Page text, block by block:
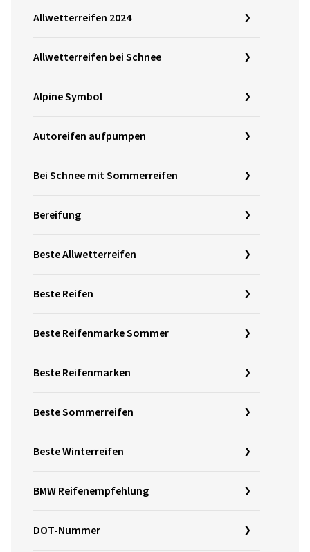
Allwetterreifen 2024
Allwetterreifen bei Schnee
Alpine Symbol
Autoreifen aufpumpen
Bei Schnee mit Sommerreifen
Bereifung
Beste Allwetterreifen
Beste Reifen
Beste Reifenmarke Sommer
Beste Reifenmarken
Beste Sommerreifen
Beste Winterreifen
BMW Reifenempfehlung
DOT-Nummer